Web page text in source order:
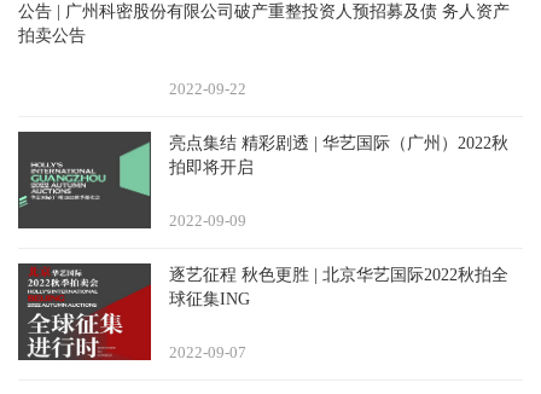
公告 | 广州科密股份有限公司破产重整投资人预招募及债 务人资产
拍卖公告
22
2022-09
亮点集结 精彩剧透 | 华艺国际（广州）2022秋
拍即将开启
09
2022-09
逐艺征程 秋色更胜 | 北京华艺国际2022秋拍全
球征集ING
07
2022-09